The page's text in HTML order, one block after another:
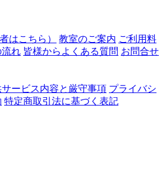
はこちら） 教室のご案内 ご利用料
流れ 皆様からよくある質問 お問合せ
サービス内容と厳守事項 プライバシ
特定商取引法に基づく表記